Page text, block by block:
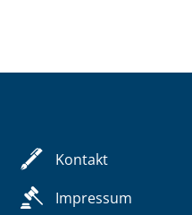
Kontakt
Impressum